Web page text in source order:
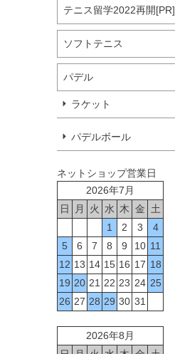
テニス留学2022再開[PR]
ソフトテニス
パデル
ラケット
パデルボール
ネットショップ営業日
2026年7月
日
月 火 水 木 金
土
1
2 3
4
5
6 7 8 9 10 11
12 13 14 15 16 17 18
19 20 21 22 23 24 25
26 27 28 29 30 31
2026年8月